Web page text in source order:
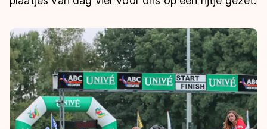
Schoonrijden
Natuurijs
Marathon
Inlineskaten
Kunstschaatsen
Ranglijsten Langebaan
Historie & statistiek
Inschrijven wedstrijden
Algemene Nederlandse Schaatstijd
Deze zomer de weg op
Waar kan ik schaatsen en skaten?
Schaatsfans
Alles voor jou als schaatsfan
Evenementen
Tickets
Olympische Spelen
Olympische Spelen